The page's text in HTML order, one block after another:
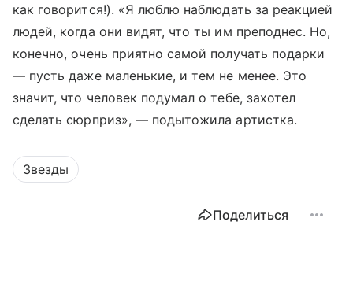
как говорится!). «Я люблю наблюдать за реакцией
людей, когда они видят, что ты им преподнес. Но,
конечно, очень приятно самой получать подарки
— пусть даже маленькие, и тем не менее. Это
значит, что человек подумал о тебе, захотел
сделать сюрприз», — подытожила артистка.
Звезды
Поделиться